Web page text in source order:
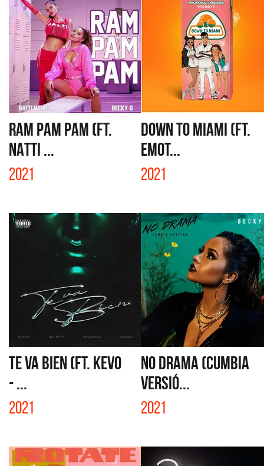
RAM PAM PAM (FT.
NATTI ...
2021
DOWN TO MIAMI (FT.
EMOT...
2021
TE VA BIEN (FT. KEVO
- ...
2021
NO DRAMA (CUMBIA
VERSIÓ...
2021